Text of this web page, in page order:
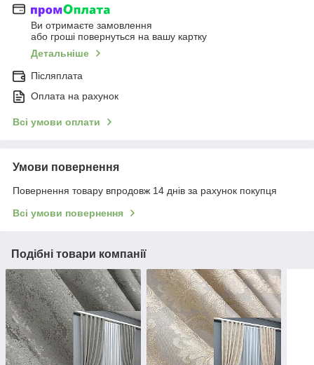
Ви отримаєте замовлення
або гроші повернуться на вашу картку
Детальніше
Післяплата
Оплата на рахунок
Всі умови оплати
Умови повернення
Повернення товару впродовж 14 днів за рахунок покупця
Всі умови повернення
Подібні товари компанії